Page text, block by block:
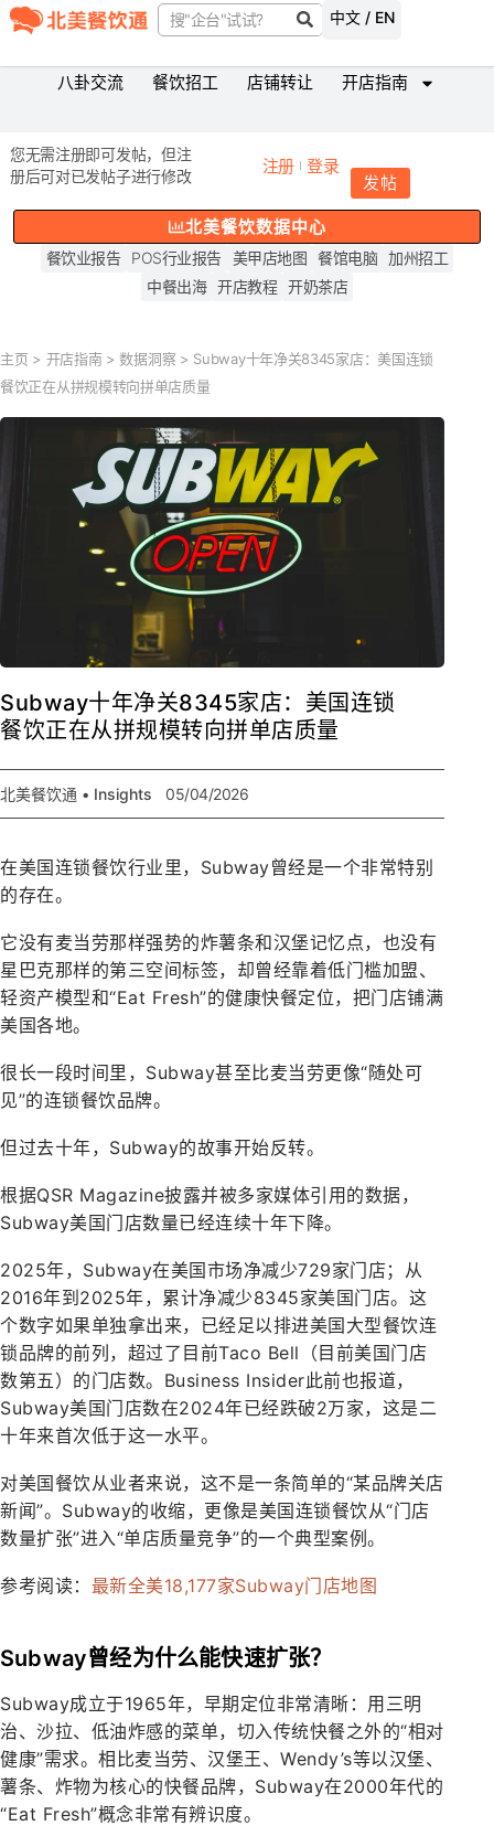
中文 / EN
八卦交流 餐饮招工 店铺转让 开店指南
您无需注册即可发帖，但注
册后可对已发帖子进行修改
注册 登录
发帖
北美餐饮数据中心
餐饮业报告 POS行业报告 美甲店地图 餐馆电脑
加州招工
中餐出海 开店教程 开奶茶店
主页 > 开店指南 >数据洞察 > Subway十年净关8345家店：美国连锁
餐饮正在从拼规模转向拼单店质量
Subway十年净关8345家店：美国连锁
餐饮正在从拼规模转向拼单店质量
北美餐饮通 • Insights 05/04/2026
在美国连锁餐饮行业里，Subway曾经是一个非常特别
的存在。
它没有麦当劳那样强势的炸薯条和汉堡记忆点，也没有
星巴克那样的第三空间标签，却曾经靠着低门槛加盟、
轻资产模型和“Eat Fresh”的健康快餐定位，把门店铺满
美国各地。
很长一段时间里，Subway甚至比麦当劳更像“随处可
见”的连锁餐饮品牌。
但过去十年，Subway的故事开始反转。
根据QSR Magazine披露并被多家媒体引用的数据，
Subway美国门店数量已经连续十年下降。
2025年，Subway在美国市场净减少729家门店；从
2016年到2025年，累计净减少8345家美国门店。这
个数字如果单独拿出来，已经足以排进美国大型餐饮连
锁品牌的前列，超过了目前Taco Bell（目前美国门店
数第五）的门店数。Business Insider此前也报道，
Subway美国门店数在2024年已经跌破2万家，这是二
十年来首次低于这一水平。
对美国餐饮从业者来说，这不是一条简单的“某品牌关店
新闻”。Subway的收缩，更像是美国连锁餐饮从“门店
数量扩张”进入“单店质量竞争”的一个典型案例。
参考阅读： 最新全美18,177家Subway门店地图
Subway曾经为什么能快速扩张？
Subway成立于1965年，早期定位非常清晰：用三明
治、沙拉、低油炸感的菜单，切入传统快餐之外的“相对
健康”需求。相比麦当劳、汉堡王、Wendy’s等以汉堡、
薯条、炸物为核心的快餐品牌，Subway在2000年代的
“Eat Fresh”概念非常有辨识度。